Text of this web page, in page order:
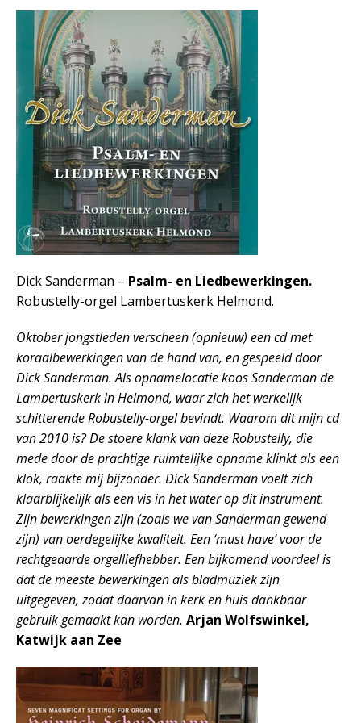
Dick Sanderman – Psalm- en Liedbewerkingen.
Robustelly-orgel Lambertuskerk Helmond.
Oktober jongstleden verscheen (opnieuw) een cd met
koraalbewerkingen van de hand van, en gespeeld door
Dick Sanderman. Als opnamelocatie koos Sanderman de
Lambertuskerk in Helmond, waar zich het werkelijk
schitterende Robustelly-orgel bevindt. Waarom dit mijn cd
van 2010 is? De stoere klank van deze Robustelly, die
mede door de prachtige ruimtelijke opname klinkt als een
klok, raakte mij bijzonder. Dick Sanderman voelt zich
klaarblijkelijk als een vis in het water op dit instrument.
Zijn bewerkingen zijn (zoals we van Sanderman gewend
zijn) van oerdegelijke kwaliteit. Een ‘must have’ voor de
rechtgeaarde orgelliefhebber. Een bijkomend voordeel is
dat de meeste bewerkingen als bladmuziek zijn
uitgegeven, zodat daarvan in kerk en huis dankbaar
gebruik gemaakt kan worden. Arjan Wolfswinkel,
Katwijk aan Zee